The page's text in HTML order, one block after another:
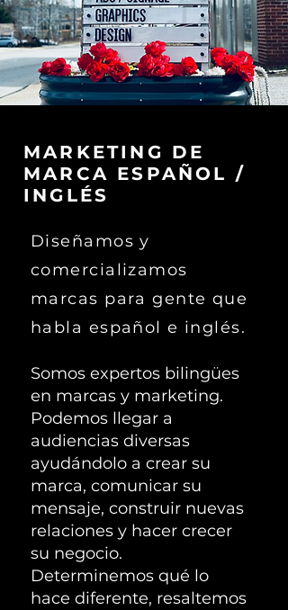
MARKETING DE
MARCA ESPAÑOL /
INGLÉS
Diseñamos y
comercializamos
marcas para gente que
habla español e inglés.
Somos expertos bilingües
en marcas y marketing.
Podemos llegar a
audiencias diversas
ayudándolo a crear su
marca, comunicar su
mensaje, construir nuevas
relaciones y hacer crecer
su negocio.
Determinemos qué lo
hace diferente, resaltemos